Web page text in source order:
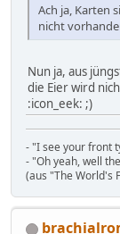
Ach ja, Karten
nicht
Nun ja, aus
die Eier wird
:icon_eek: ;)
- "I see your front
- "Oh yeah, well
(aus "The World's